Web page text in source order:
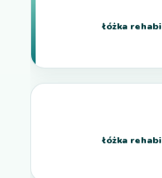
łóżka
łóżka